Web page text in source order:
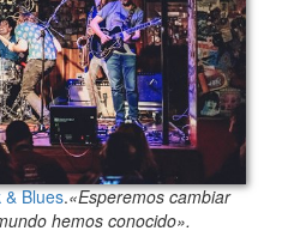
& Blues.«Esperemos cambiar
hemos conocido».